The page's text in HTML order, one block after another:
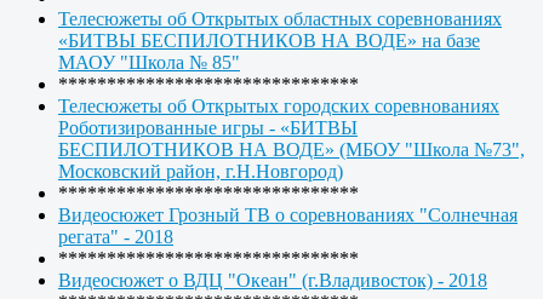
Телесюжеты об Открытых областных соревнованиях
«БИТВЫ БЕСПИЛОТНИКОВ НА ВОДЕ» на базе
МАОУ "Школа № 85"
*******************************
Телесюжеты об Открытых городских соревнованиях
Роботизированные игры - «БИТВЫ
БЕСПИЛОТНИКОВ НА ВОДЕ» (МБОУ "Школа №73",
Московский район, г.Н.Новгород)
*******************************
Видеосюжет Грозный ТВ о соревнованиях "Солнечная
регата" - 2018
*******************************
Видеосюжет о ВДЦ "Океан" (г.Владивосток) - 2018